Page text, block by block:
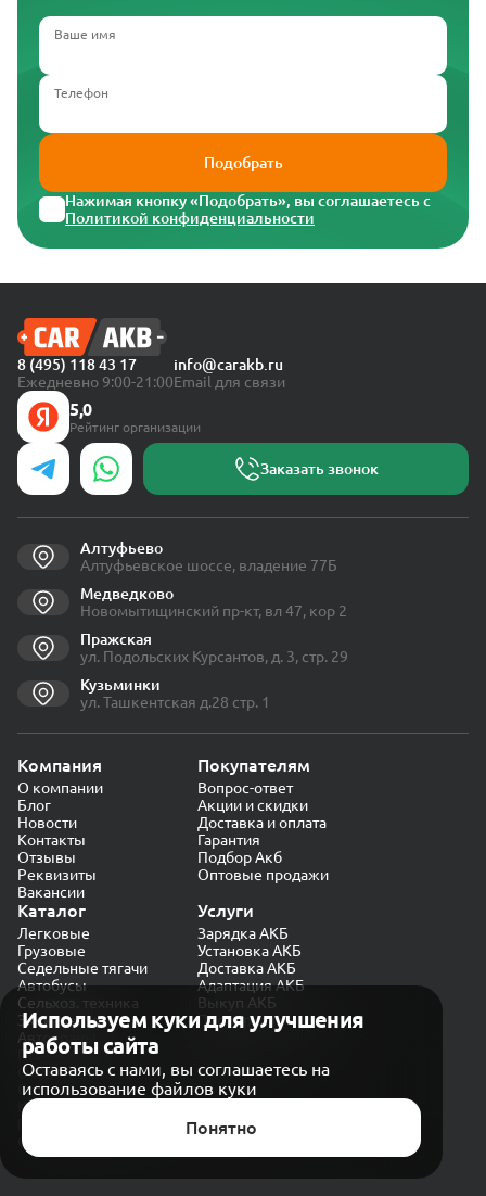
Ваше имя
Телефон
Подобрать
Нажимая кнопку «Подобрать», вы соглашаетесь с
Политикой конфиденциальности
Используем куки для улучшения
работы сайта
Оставаясь с нами, вы соглашаетесь на
использование файлов куки
Понятно
8 (495) 118 43 17
Ежедневно 9:00-21:00
info@carakb.ru
Email для связи
5,0
Рейтинг организации
Заказать звонок
Алтуфьево
Алтуфьевское шоссе, владение 77Б
Медведково
Новомытищинский пр-кт, вл 47, кор 2
Пражская
ул. Подольских Курсантов, д. 3, стр. 29
Кузьминки
ул. Ташкентская д.28 стр. 1
Компания
О компании
Блог
Новости
Контакты
Отзывы
Реквизиты
Вакансии
Покупателям
Вопрос-ответ
Акции и скидки
Доставка и оплата
Гарантия
Подбор Акб
Оптовые продажи
Каталог
Легковые
Грузовые
Седельные тягачи
Автобусы
Сельхоз. техника
Экскаваторы
Автокраны
Услуги
Зарядка АКБ
Установка АКБ
Доставка АКБ
Адаптация АКБ
Выкуп АКБ
Проверка генератора
Политика конфиденциальности
Обработка персональных данных
Согласие на обработку в «Яндекс.Метрика»
Карта сайта
© CARAKB 2026. Все права защищены